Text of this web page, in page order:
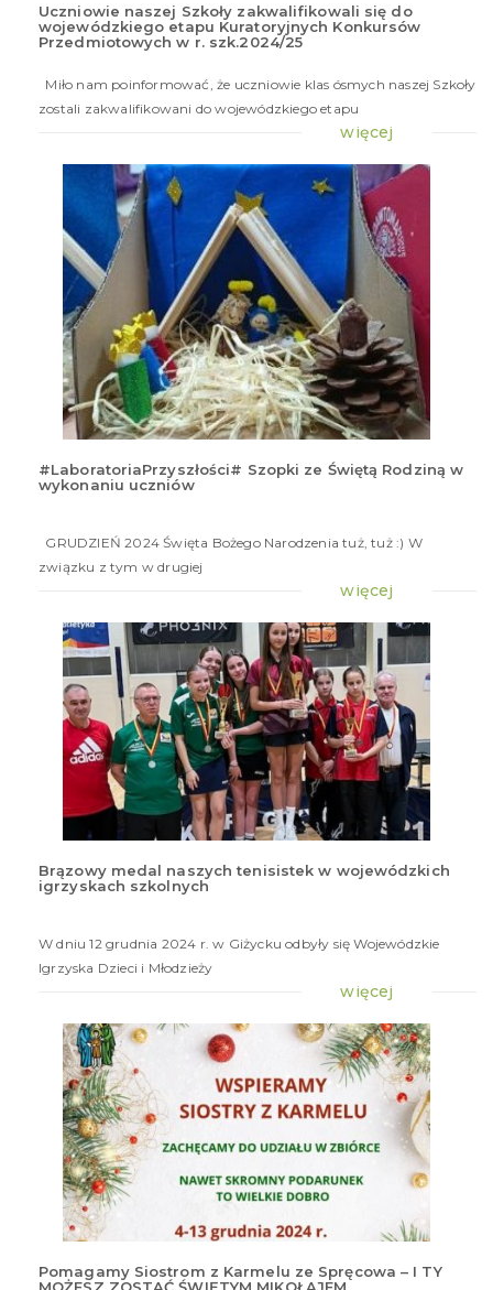
Uczniowie naszej Szkoły zakwalifikowali się do
wojewódzkiego etapu Kuratoryjnych Konkursów
Przedmiotowych w r. szk.2024/25
Miło nam poinformować, że uczniowie klas ósmych naszej Szkoły
zostali zakwalifikowani do wojewódzkiego etapu
więcej
#LaboratoriaPrzyszłości# Szopki ze Świętą Rodziną w
wykonaniu uczniów
GRUDZIEŃ 2024 Święta Bożego Narodzenia tuż, tuż :) W
związku z tym w drugiej
więcej
Brązowy medal naszych tenisistek w wojewódzkich
igrzyskach szkolnych
W dniu 12 grudnia 2024 r. w Giżycku odbyły się Wojewódzkie
Igrzyska Dzieci i Młodzieży
więcej
Pomagamy Siostrom z Karmelu ze Spręcowa – I TY
MOŻESZ ZOSTAĆ ŚWIĘTYM MIKOŁAJEM